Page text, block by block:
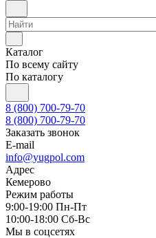
Каталог
По всему сайту
По каталогу
8 (800) 700-79-70
8 (800) 700-79-70
Заказать звонок
E-mail
info@yugpol.com
Адрес
Кемерово
Режим работы
9:00-19:00 Пн-Пт
10:00-18:00 Cб-Вс
Мы в соцсетях